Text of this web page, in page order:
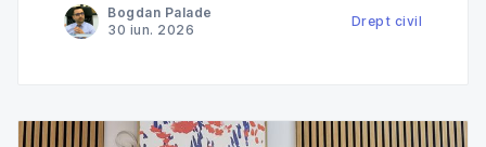
dreptate contribuabilului. Jurisprudență explicată
de Cabinet Avocat Bogdan Palade DIN SERIA
Bogdan Palade
30 iun. 2026
Drept civil